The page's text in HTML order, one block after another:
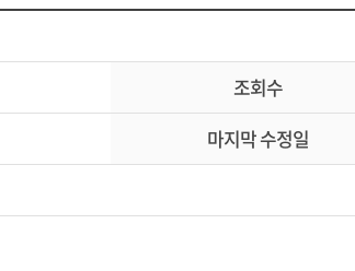
조회수
마지막 수정일